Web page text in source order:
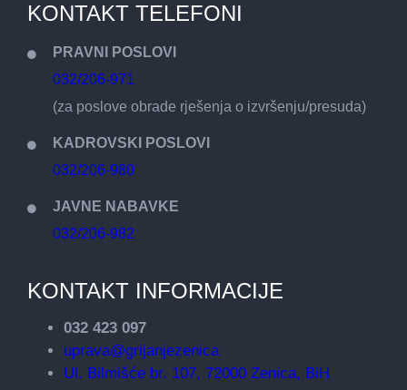
KONTAKT TELEFONI
PRAVNI POSLOVI
032/206-971
(za poslove obrade rješenja o izvršenju/presuda)
KADROVSKI POSLOVI
032/206-980
JAVNE NABAVKE
032/206-982
KONTAKT INFORMACIJE
032 423 097
uprava@grijanjezenica
Ul. Bilmišće br. 107, 72000 Zenica, BiH